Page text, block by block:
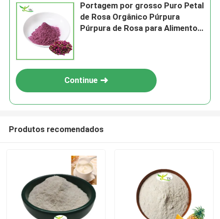
Portagem por grosso Puro Petal
de Rosa Orgânico Púrpura
Púrpura de Rosa para Alimentos
Continue
Produtos recomendados